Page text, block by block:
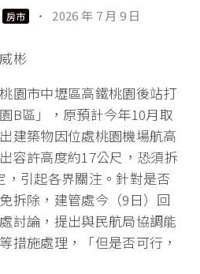
房市 · 2026 年 7 月 9 日
彬
園市中壢區高鐵桃園後站打
B區」，原預計今年10月取
建築物因位處桃園機場航高
容許高度約17公尺，恐須拆
，引起各界關注。針對是否
拆除，建管處今（9日）回
討論，提出與民航局協調能
措施處理，「但是否可行，